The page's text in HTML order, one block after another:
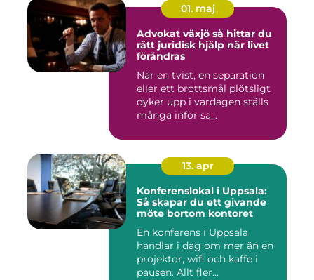
01. maj
Advokat växjö så hittar du
rätt juridisk hjälp när livet
förändras
När en tvist, en separation
eller ett brottsmål plötsligt
dyker upp i vardagen ställs
många inför sa...
13. apr
Konferenslokal i Uppsala:
Så skapar du ett givande
möte bortom kontoret
En konferens i Uppsala
handlar i dag om mer än en
projektor, wifi och kaffe i
pausen. Allt fler...